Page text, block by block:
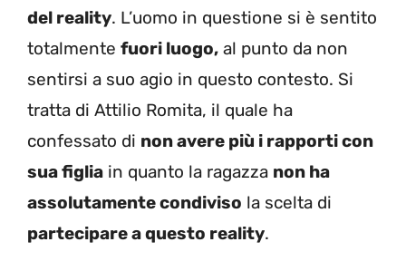
del reality. L’uomo in questione si è sentito
totalmente fuori luogo, al punto da non
sentirsi a suo agio in questo contesto. Si
tratta di Attilio Romita, il quale ha
confessato di non avere più i rapporti con
sua figlia in quanto la ragazza non ha
assolutamente condiviso la scelta di
partecipare a questo reality.